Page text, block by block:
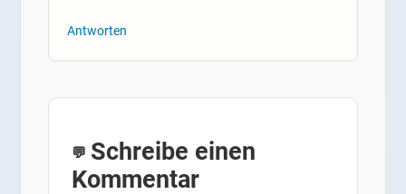
Antworten
Schreibe einen
Kommentar